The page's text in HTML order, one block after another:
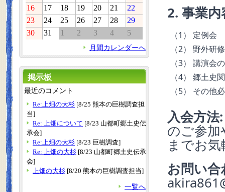
2. 事業内
（1） 定例会
（2） 野外研
（3） 講演会
（4） 郷土史
（5） その他
入会方法:
のご参加
までお
お問い合
16
17 18 19 20 21
22
23
24 25 26 27 28
29
30
31 1 2 3 4 5
月間カレンダーへ
掲示板
最近のコメント
Re:上畑の大杉 [8/25 熊本の巨樹調査担
当]
Re: 上畑について [8/23 山都町郷土史伝
承会]
Re:上畑の大杉 [8/23 巨樹調査]
Re: 上畑の大杉 [8/23 山都町郷土史伝承
会]
上畑の大杉 [8/20 熊本の巨樹調査担当]
一覧へ